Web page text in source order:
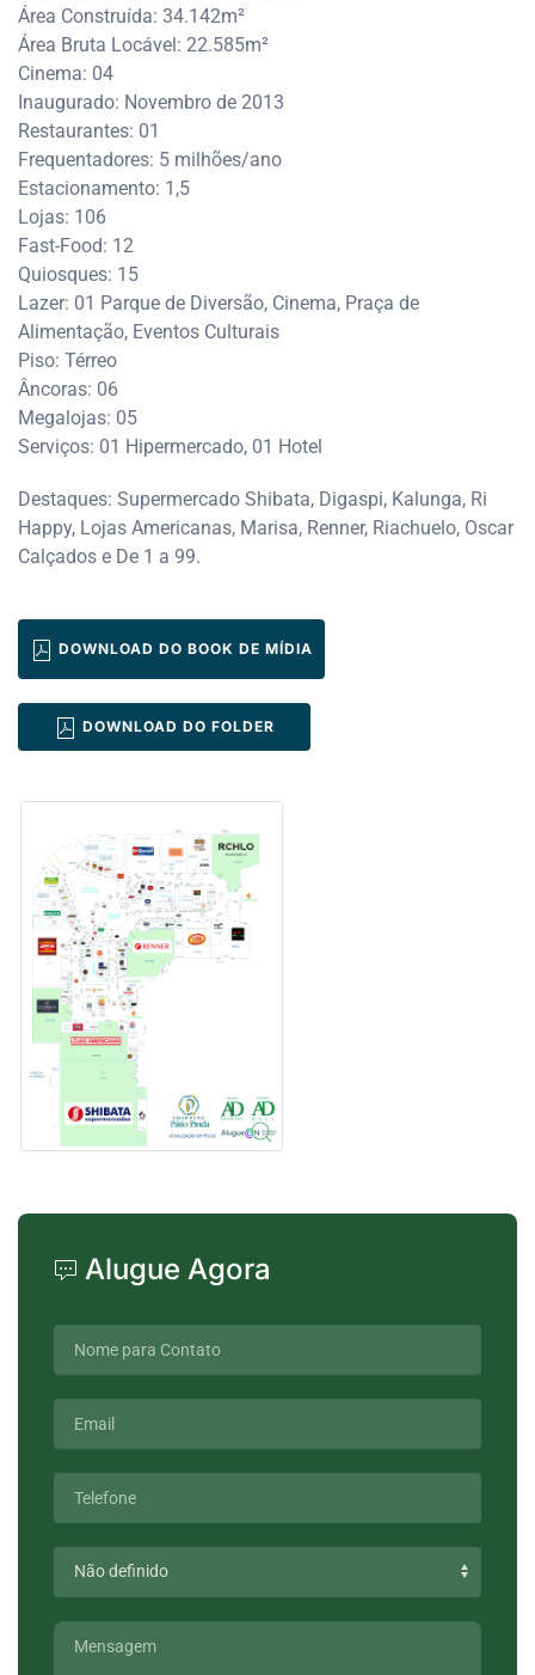
Área Construída: 34.142m²
Área Bruta Locável: 22.585m²
Cinema: 04
Inaugurado: Novembro de 2013
Restaurantes: 01
Frequentadores: 5 milhões/ano
Estacionamento: 1,5
Lojas: 106
Fast-Food: 12
Quiosques: 15
Lazer: 01 Parque de Diversão, Cinema, Praça de
Alimentação, Eventos Culturais
Piso: Térreo
Âncoras: 06
Megalojas: 05
Serviços: 01 Hipermercado, 01 Hotel
Destaques: Supermercado Shibata, Digaspi, Kalunga, Ri
Happy, Lojas Americanas, Marisa, Renner, Riachuelo, Oscar
Calçados e De 1 a 99.
DOWNLOAD DO BOOK DE MÍDIA
DOWNLOAD DO FOLDER
Alugue Agora